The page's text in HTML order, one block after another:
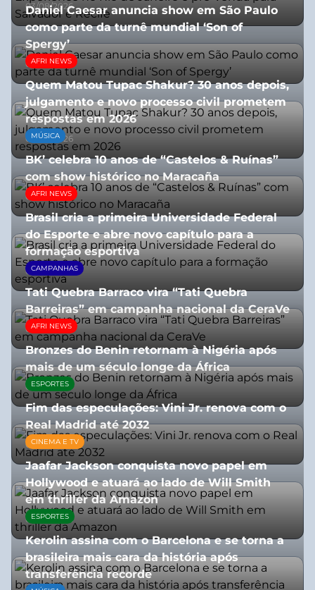
03/08/2026
Daniel Caesar anuncia show em São Paulo
como parte da turnê mundial ‘Son of
Spergy’
05/08/2026
AFRI NEWS
Quem Matou Tupac Shakur? 30 anos depois,
julgamento e novo processo civil prometem
respostas em 2026
05/08/2026
MÚSICA
BK’ celebra 10 anos de “Castelos & Ruínas”
com show histórico no Maracaña
06/08/2026
AFRI NEWS
Brasil cria a primeira Universidade Federal
do Esporte e abre novo capítulo para a
formação esportiva
08/07/2026
CAMPANHAS
Tati Quebra Barraco vira “Tati Quebra
Barreiras” em campanha nacional da CeraVe
08/07/2026
AFRI NEWS
Bronzes do Benin retornam à Nigéria após
mais de um século longe da África
08/07/2026
ESPORTES
Fim das especulações: Vini Jr. renova com o
Real Madrid até 2032
06/08/2026
CINEMA E TV
Jaafar Jackson conquista novo papel em
Hollywood e atuará ao lado de Will Smith
em thriller da Amazon
06/08/2026
ESPORTES
Kerolin assina com o Barcelona e se torna a
brasileira mais cara da história após
transferência recorde